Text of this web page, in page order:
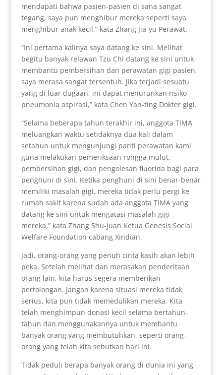
mendapati bahwa pasien-pasien di sana sangat
tegang, saya pun menghibur mereka seperti saya
menghibur anak kecil,” kata Zhang Jia-yu Perawat.
“Ini pertama kalinya saya datang ke sini. Melihat
begitu banyak relawan Tzu Chi datang ke sini untuk
membantu pembersihan dan perawatan gigi pasien,
saya merasa sangat tersentuh. Jika terjadi sesuatu
yang di luar dugaan, ini dapat menurunkan risiko
pneumonia aspirasi,” kata Chen Yan-ting Dokter gigi.
“Selama beberapa tahun terakhir ini, anggota TIMA
meluangkan waktu setidaknya dua kali dalam
setahun untuk mengunjungi panti perawatan kami
guna melakukan pemeriksaan rongga mulut,
pembersihan gigi, dan pengolesan fluorida bagi para
penghuni di sini. Ketika penghuni di sini benar-benar
memiliki masalah gigi, mereka tidak perlu pergi ke
rumah sakit karena sudah ada anggota TIMA yang
datang ke sini untuk mengatasi masalah gigi
mereka,” kata Zhang Shu-juan Ketua Genesis Social
Welfare Foundation cabang Xindian.
Jadi, orang-orang yang penuh cinta kasih akan lebih
peka. Setelah melihat dan merasakan penderitaan
orang lain, kita harus segera memberikan
pertolongan. Jangan karena situasi mereka tidak
serius, kita pun tidak memedulikan mereka. Kita
telah menghimpun donasi kecil selama bertahun-
tahun dan menggunakannya untuk membantu
banyak orang yang membutuhkan, seperti orang-
orang yang telah kita sebutkan hari ini.
Tidak peduli berapa banyak orang di dunia ini yang